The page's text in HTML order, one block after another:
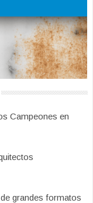
Campeones en
grandes formatos